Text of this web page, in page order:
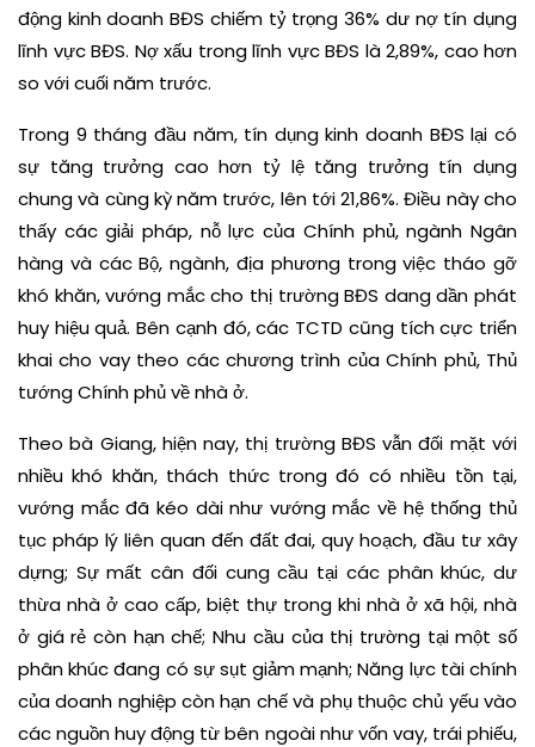
động kinh doanh BĐS chiếm tỷ trọng 36% dư nợ tín dụng
lĩnh vực BĐS. Nợ xấu trong lĩnh vực BĐS là 2,89%, cao hơn
so với cuối năm trước.
Trong 9 tháng đầu năm, tín dụng kinh doanh BĐS lại có
sự tăng trưởng cao hơn tỷ lệ tăng trưởng tín dụng
chung và cùng kỳ năm trước, lên tới 21,86%. Điều này cho
thấy các giải pháp, nỗ lực của Chính phủ, ngành Ngân
hàng và các Bộ, ngành, địa phương trong việc tháo gỡ
khó khăn, vướng mắc cho thị trường BĐS dang dần phát
huy hiệu quả. Bên cạnh đó, các TCTD cũng tích cực triển
khai cho vay theo các chương trình của Chính phủ, Thủ
tướng Chính phủ về nhà ở.
Theo bà Giang, hiện nay, thị trường BĐS vẫn đối mặt với
nhiều khó khăn, thách thức trong đó có nhiều tồn tại,
vướng mắc đã kéo dài như vướng mắc về hệ thống thủ
tục pháp lý liên quan đến đất đai, quy hoạch, đầu tư xây
dựng; Sự mất cân đối cung cầu tại các phân khúc, dư
thừa nhà ở cao cấp, biệt thự trong khi nhà ở xã hội, nhà
ở giá rẻ còn hạn chế; Nhu cầu của thị trường tại một số
phân khúc đang có sự sụt giảm mạnh; Năng lực tài chính
của doanh nghiệp còn hạn chế và phụ thuộc chủ yếu vào
các nguồn huy động từ bên ngoài như vốn vay, trái phiếu,